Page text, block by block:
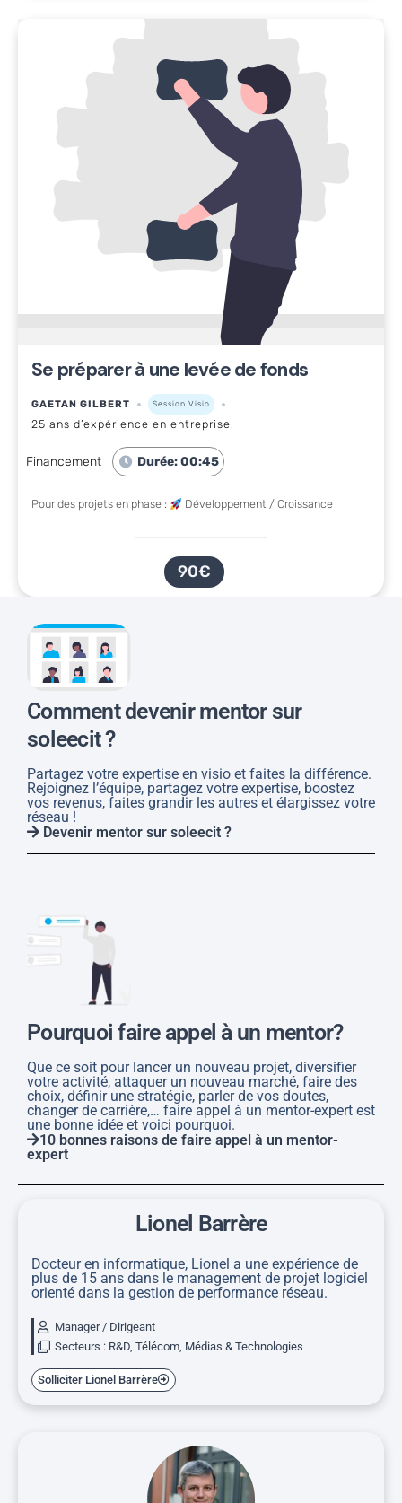
Se préparer à une levée de fonds
GAETAN GILBERT Session Visio
25 ans d’expérience en entreprise!
Financement Durée: 00:45
Pour des projets en phase : Développement / Croissance
90€
Comment devenir mentor sur
soleecit ?
Partagez votre expertise en visio et faites la différence.
Rejoignez l’équipe, partagez votre expertise, boostez
vos revenus, faites grandir les autres et élargissez votre
réseau !
Devenir mentor sur soleecit ?
Pourquoi faire appel à un mentor?
Que ce soit pour lancer un nouveau projet, diversifier
votre activité, attaquer un nouveau marché, faire des
choix, définir une stratégie, parler de vos doutes,
changer de carrière,… faire appel à un mentor-expert est
une bonne idée et voici pourquoi.
10 bonnes raisons de faire appel à un mentor-
expert
Lionel Barrère
Docteur en informatique, Lionel a une expérience de
plus de 15 ans dans le management de projet logiciel
orienté dans la gestion de performance réseau.
Manager / Dirigeant
Secteurs : R&D, Télécom, Médias & Technologies
Solliciter Lionel Barrère